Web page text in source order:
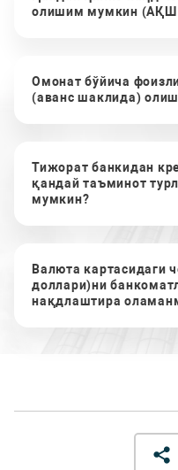
олишим мумкин (АҚШ
Омонат бўйича
(аванс шаклида)
Тижорат банкидан
қандай таъминот
мумкин?
Валюта картасидаги
доллари)ни
нақдлаштира